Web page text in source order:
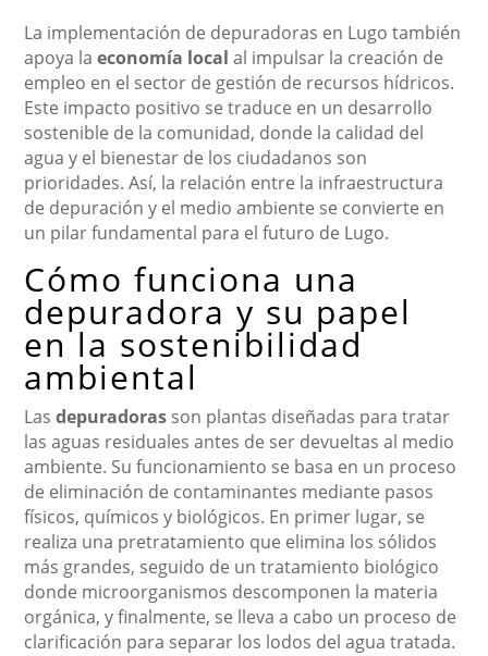
La implementación de depuradoras en Lugo también
apoya laeconomía local al impulsar la creación de
empleo en el sector de gestión de recursos hídricos.
Este impacto positivo se traduce en un desarrollo
sostenible de la comunidad, donde la calidad del
agua y el bienestar de los ciudadanos son
prioridades. Así, la relación entre la infraestructura
de depuración y el medio ambiente se convierte en
un pilar fundamental para el futuro de Lugo.
Cómo funciona una
depuradora y su papel
en la sostenibilidad
ambiental
Lasdepuradoras son plantas diseñadas para tratar
las aguas residuales antes de ser devueltas al medio
ambiente. Su funcionamiento se basa en un proceso
de eliminación de contaminantes mediante pasos
físicos, químicos y biológicos. En primer lugar, se
realiza una pretratamiento que elimina los sólidos
más grandes, seguido de un tratamiento biológico
donde microorganismos descomponen la materia
orgánica, y finalmente, se lleva a cabo un proceso de
clarificación para separar los lodos del agua tratada.